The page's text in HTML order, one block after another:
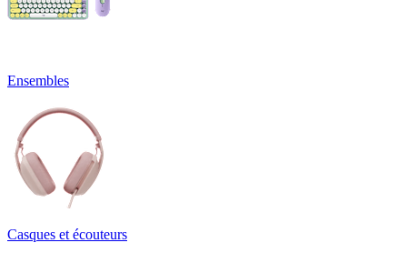
Ensembles
Casques et écouteurs